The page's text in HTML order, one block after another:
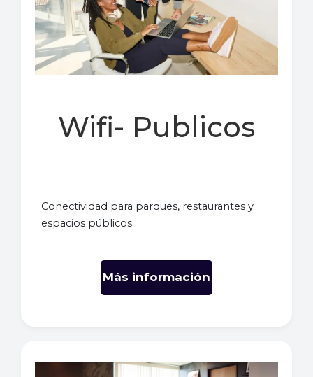
Wifi- Publicos
Conectividad para parques, restaurantes y
espacios públicos.
Más información